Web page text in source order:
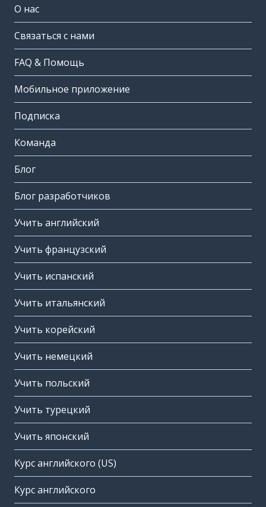
О нас
Связаться с нами
FAQ & Помощь
Мобильное приложение
Подписка
Команда
Блог
Блог разработчиков
Учить английский
Учить французский
Учить испанский
Учить итальянский
Учить корейский
Учить немецкий
Учить польский
Учить турецкий
Учить японский
Курс английского (US)
Курс английского